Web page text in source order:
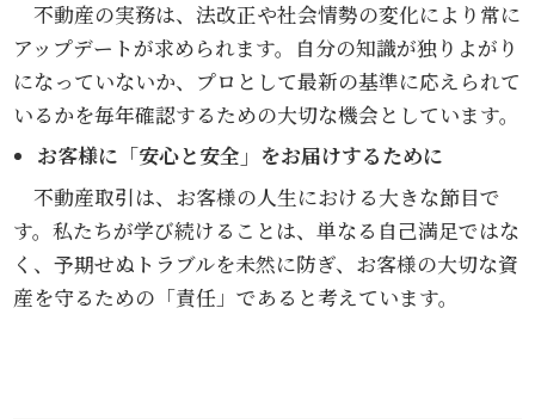
不動産の実務は、法改正や社会情勢の変化により常に
アップデートが求められます。自分の知識が独りよがり
になっていないか、プロとして最新の基準に応えられて
いるかを毎年確認するための大切な機会としています。
お客様に「安心と安全」をお届けするために
不動産取引は、お客様の人生における大きな節目で
す。私たちが学び続けることは、単なる自己満足ではな
く、予期せぬトラブルを未然に防ぎ、お客様の大切な資
産を守るための「責任」であると考えています。